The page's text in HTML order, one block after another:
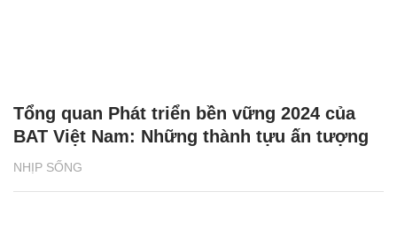
NHỊP SỐNG
Tổng quan Phát triển bền vững 2024 của
BAT Việt Nam: Những thành tựu ấn tượng